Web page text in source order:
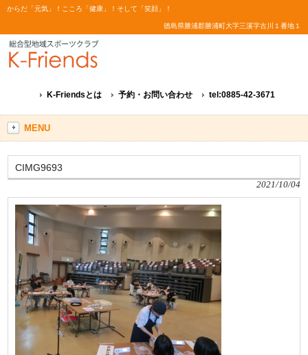
からだ「元気」！こころ「健康」！そして「笑顔」！
徳島県勝浦郡勝浦町大字三溪字古川１番地１
K-Friendsとは 予約・お問い合わせ tel:0885-42-3671
MENU
CIMG9693
2021/10/04